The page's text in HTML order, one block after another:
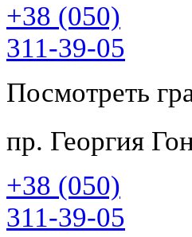
+38 (050)
311-39-05
Посмотреть
пр. Георгия
+38 (050)
311-39-05